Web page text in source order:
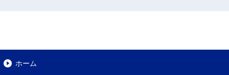
ホーム